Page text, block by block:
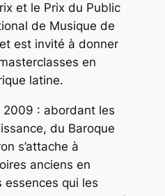
et le Prix du Public
de Musique de
est invité à donner
en
latine.
2009 : abordant les
du Baroque
s’attache à
anciens en
essences qui les